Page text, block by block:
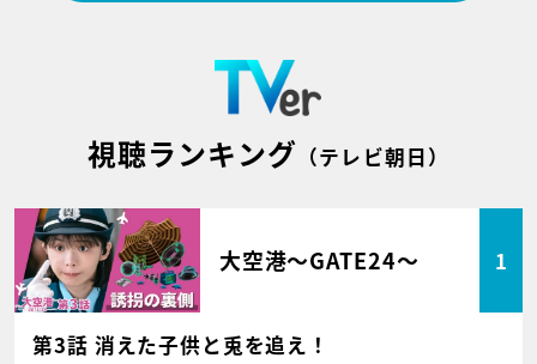
視聴ランキング （テレビ朝日）
大空港～GATE24～ 1
第3話 消えた子供と兎を追え！